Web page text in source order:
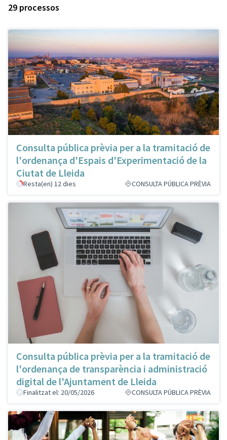
29 processos
Consulta pública prèvia per a la tramitació de
l'ordenança d'Espais d'Experimentació de la
Ciutat de Lleida
Resta(en) 12 dies CONSULTA PÚBLICA PRÈVIA
Consulta pública prèvia per a la tramitació de
l'ordenança de transparència i administració
digital de l'Ajuntament de Lleida
Finalitzat el: 20/05/2026 CONSULTA PÚBLICA PRÈVIA